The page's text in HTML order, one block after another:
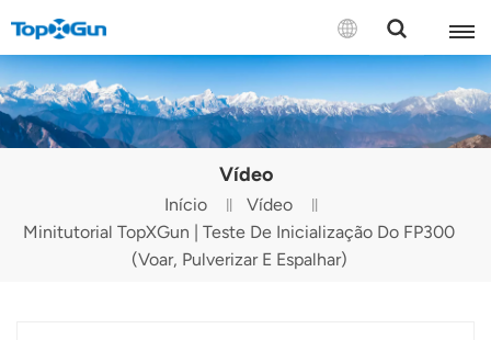
CONTATE-NOS
English
Русский
Vídeo
Início
Vídeo
Minitutorial TopXGun | Teste De Inicialização Do FP300
(voar, Pulverizar E Espalhar)